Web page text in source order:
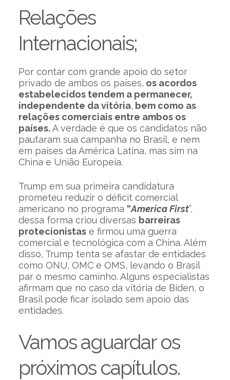
Relações
Internacionais;
Por contar com grande apoio do setor
privado de ambos os países, os acordos
estabelecidos tendem a permanecer,
independente da vitória, bem como as
relações comerciais entre ambos os
países.A verdade é que os candidatos não
pautaram sua campanha no Brasil, e nem
em países da América Latina, mas sim na
China e União Europeia.
Trump em sua primeira candidatura
prometeu reduzir o déficit comercial
americano no programa “America First”,
dessa forma criou diversas barreiras
protecionistase firmou uma guerra
comercial e tecnológica com a China. Além
disso, Trump tenta se afastar de entidades
como ONU, OMC e OMS, levando o Brasil
par o mesmo caminho. Alguns especialistas
afirmam que no caso da vitória de Biden, o
Brasil pode ficar isolado sem apoio das
entidades.
Vamos aguardar os
próximos capítulos.